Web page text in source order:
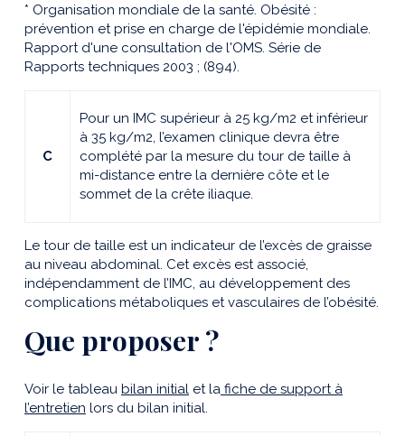
* Organisation mondiale de la santé. Obésité :
prévention et prise en charge de l'épidémie mondiale.
Rapport d'une consultation de l'OMS. Série de
Rapports techniques 2003 ; (894).
C
Pour un IMC supérieur à 25 kg/m2 et inférieur
à 35 kg/m2, l’examen clinique devra être
complété par la mesure du tour de taille à
mi-distance entre la dernière côte et le
sommet de la crête iliaque.
Le tour de taille est un indicateur de l’excès de graisse
au niveau abdominal. Cet excès est associé,
indépendamment de l’IMC, au développement des
complications métaboliques et vasculaires de l’obésité.
Que proposer ?
Voir le tableau bilan initial et la fiche de support à
l’entretien lors du bilan initial.